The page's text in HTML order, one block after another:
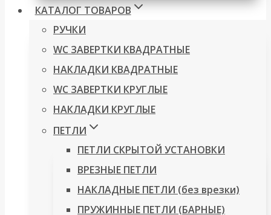
КАТАЛОГ ТОВАРОВ
РУЧКИ
WC ЗАВЕРТКИ КВАДРАТНЫЕ
НАКЛАДКИ КВАДРАТНЫЕ
WC ЗАВЕРТКИ КРУГЛЫЕ
НАКЛАДКИ КРУГЛЫЕ
ПЕТЛИ
ПЕТЛИ СКРЫТОЙ УСТАНОВКИ
ВРЕЗНЫЕ ПЕТЛИ
НАКЛАДНЫЕ ПЕТЛИ (без врезки)
ПРУЖИННЫЕ ПЕТЛИ (БАРНЫЕ)